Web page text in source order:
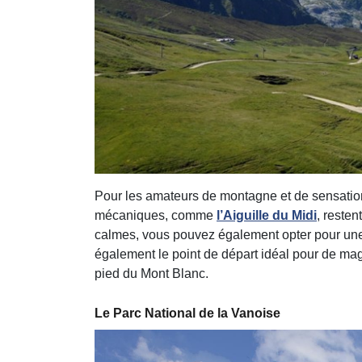
Pour les amateurs de montagne et de
mécaniques, comme l’Aiguille du Midi,
calmes, vous pouvez également opter pour
également le point de départ idéal pour de
pied du Mont Blanc.
Le Parc National de la Vanoise